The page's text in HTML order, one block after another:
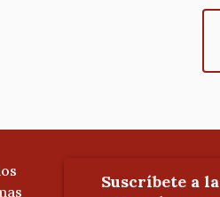
Suscríbete a la